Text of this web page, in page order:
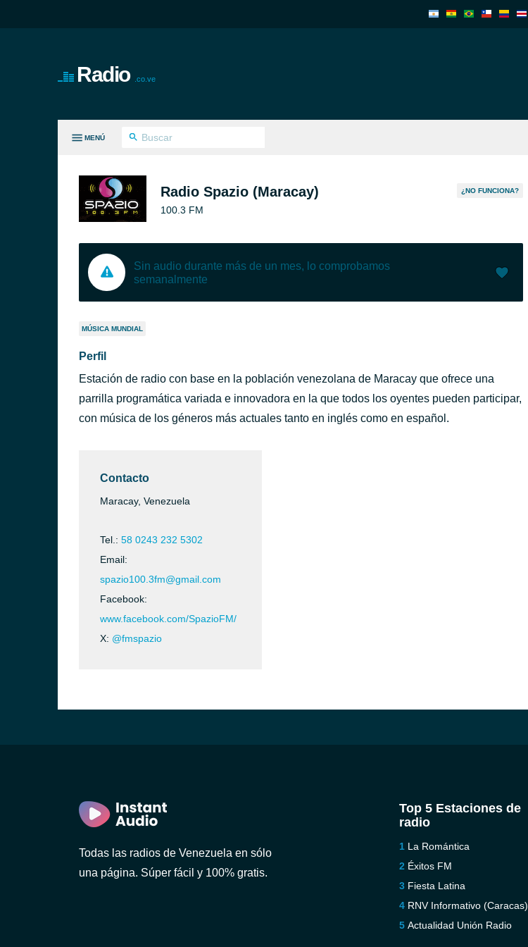
Radio .co.ve
MENÚ
Radio Spazio (Maracay)
100.3 FM
¿NO FUNCIONA?
Sin audio durante más de un mes, lo comprobamos
semanalmente
MÚSICA MUNDIAL
Perfil
Estación de radio con base en la población venezolana de Maracay que ofrece una
parrilla programática variada e innovadora en la que todos los oyentes pueden participar,
con música de los géneros más actuales tanto en inglés como en español.
Contacto
Maracay, Venezuela
Tel.: 58 0243 232 5302
Email:
spazio100.3fm@gmail.com
Facebook:
www.facebook.com/SpazioFM/
X: @fmspazio
Todas las radios de Venezuela en sólo
una página. Súper fácil y 100% gratis.
Top 5 Estaciones de
radio
La Romántica
Éxitos FM
Fiesta Latina
RNV Informativo (Caracas)
Actualidad Unión Radio